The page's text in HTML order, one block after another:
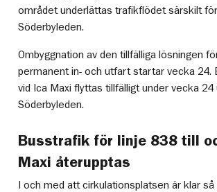
området underlättas trafikflödet särskilt
Söderbyleden.
Ombyggnation av den tillfälliga lösningen
permanent in- och utfart startar vecka 24.
vid Ica Maxi flyttas tillfälligt under vecka 24
Söderbyleden.
Busstrafik för linje 838 till
Maxi återupptas
I och med att cirkulationsplatsen är klar